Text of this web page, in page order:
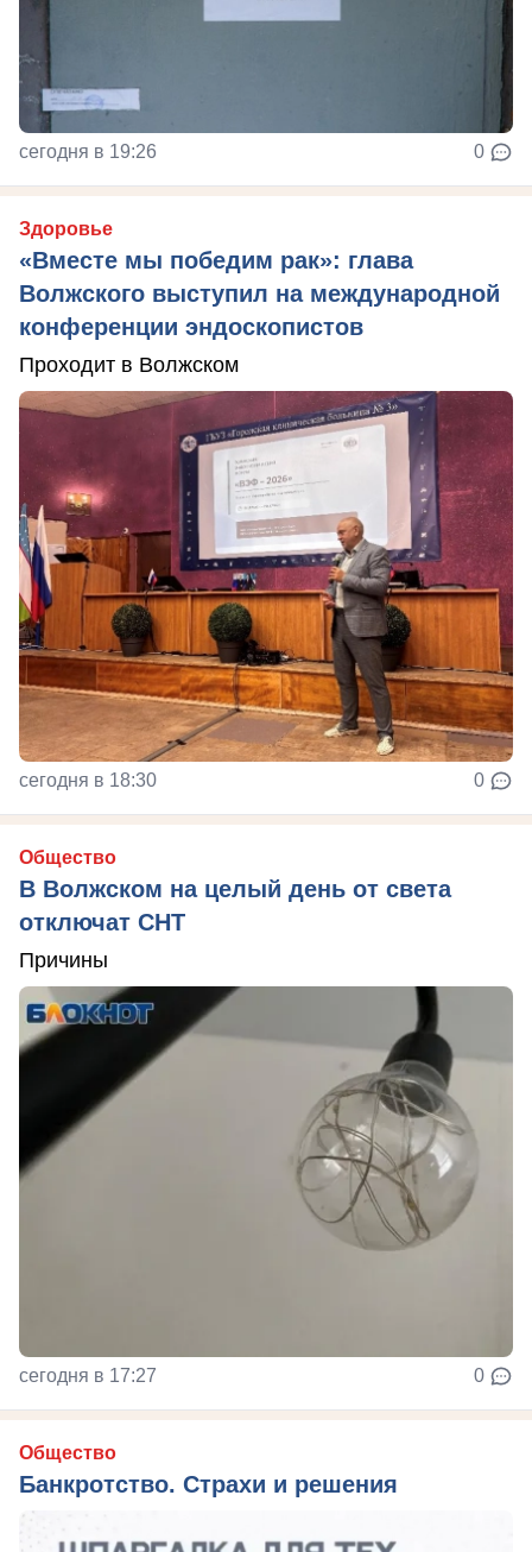
сегодня в 19:26 0
Здоровье
«Вместе мы победим рак»: глава
Волжского выступил на международной
конференции эндоскопистов
Проходит в Волжском
сегодня в 18:30 0
Общество
В Волжском на целый день от света
отключат СНТ
Причины
сегодня в 17:27 0
Общество
Банкротство. Страхи и решения